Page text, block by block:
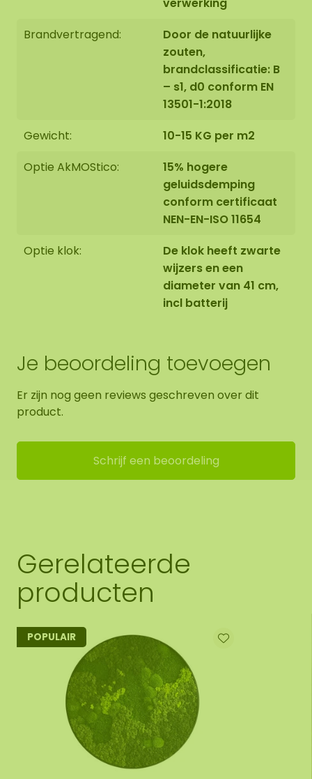
Brandvertragend:
Door de natuurlijke
zouten,
brandclassificatie: B
– s1, d0 conform EN
13501-1:2018
Gewicht:
10-15 KG per m2
Optie AkMOStico:
15% hogere
geluidsdemping
conform certificaat
NEN-EN-ISO 11654
Optie klok:
De klok heeft zwarte
wijzers en een
diameter van 41 cm,
incl batterij
Je beoordeling toevoegen
Er zijn nog geen reviews geschreven over dit
product.
Schrijf een beoordeling
Gerelateerde
producten
POPULAIR